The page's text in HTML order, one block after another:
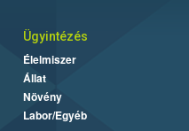
Ügyintézés
Élelmiszer
Állat
Növény
Labor/Egyéb